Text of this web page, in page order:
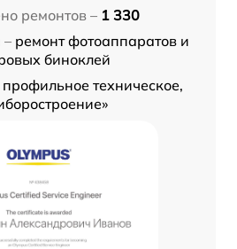
ремонтов – 1 330
ремонт фотоаппаратов и
биноклей
профильное техническое,